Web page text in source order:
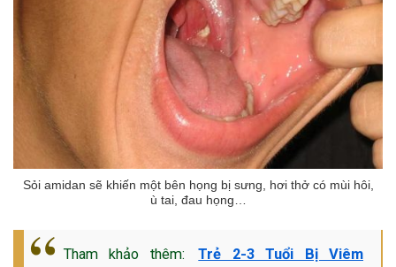
Sỏi amidan sẽ khiến một bên họng bị sưng, hơi thở có mùi hôi,
ù tai, đau họng…
Tham khảo thêm:
Trẻ 2-3 Tuổi Bị Viêm